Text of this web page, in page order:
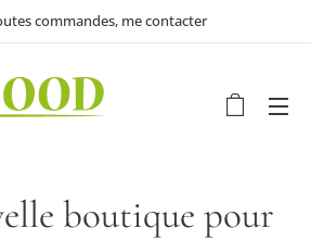
commandes, me contacter
boutique pour